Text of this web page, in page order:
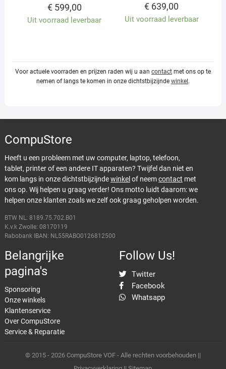
€599,00
Uit voorraad leverbaar
€ 639,00
Uit voorraad leverbaar
Voor actuele voorraden en prijzen raden wij u aan contactmet ons op te
nemen of langs te komen in onze dichtstbijzijnde winkel.
CompuStore
Heeft u een probleem met uw computer, laptop, telefoon,
tablet, printer of een andere IT apparaten? Twijfel dan niet en
kom langs in onze dichtstbijzijndewinkelof neemcontact met
ons op. Wij helpen u graag verder! Ons motto luidt daarom: we
helpen onze klanten zoals we zelf ook graag geholpen worden.
BTW NL: 8189.75.702.B01
K.v.k Zwolle: 08170119
Rabobank IBAN: NL55RABO0126812500
Belangrijke
pagina's
Sponsoring
Onze winkels
Klantenservice
Over CompuStore
Service & Reparatie
Follow Us!
Twitter
Facebook
Whatsapp
© 2015 - 2026 CompuStore VOF - Alle rechten voorbehouden ||